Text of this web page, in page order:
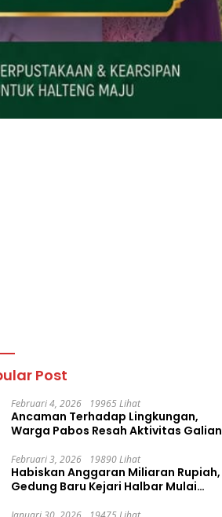
Post
Februari 4, 2026 19965 Lihat
Ancaman Terhadap Lingkungan,
Warga Pabos Resah Aktivitas Galian
Februari 3, 2026 19890 Lihat
Habiskan Anggaran Miliaran Rupiah,
Gedung Baru Kejari Halbar Mulai